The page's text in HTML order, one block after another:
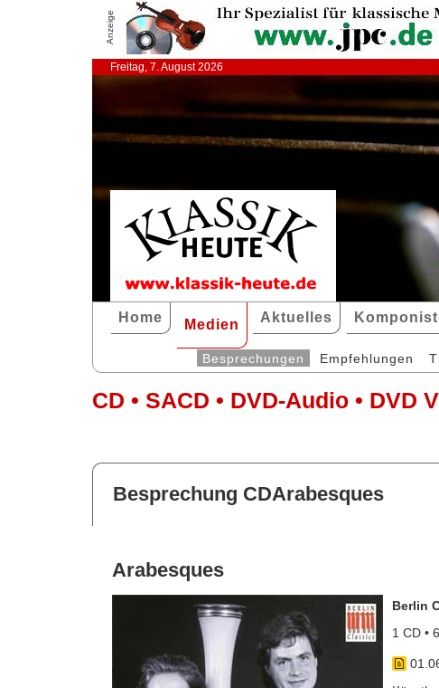
Anzeige
Freitag, 7. August 2026
Home Medien Aktuelles
Besprechungen Empfehlungen
CD • SACD • DVD-Audio • DVD
Besprechung CDArabesques
Arabesques
Berlin
1 CD •